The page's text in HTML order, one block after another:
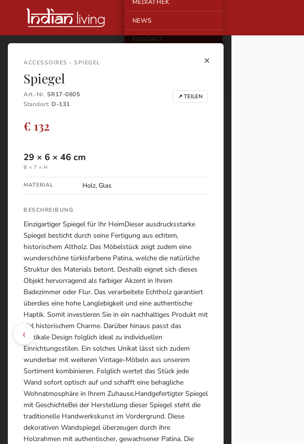
MEDIATHEK
NEWS
KONTAKT
×
‹
ACCESSOIRES › SPIEGEL
Spiegel
Art.-Nr. SR17-0805
Standort: D-131
↗ TEILEN
€ 132
29 × 6 × 46 cm
B × T × H
MATERIAL Holz, Glas
BESCHREIBUNG
Einzigartiger Spiegel für Ihr HeimDieser ausdrucksstarke
Spiegel besticht durch seine Fertigung aus echtem,
historischem Altholz. Das Möbelstück zeigt zudem eine
wunderschöne türkisfarbene Patina, welche die natürliche
Struktur des Materials betont. Deshalb eignet sich dieses
Objekt hervorragend als farbiger Akzent in Ihrem
Badezimmer oder Flur. Das verarbeitete Echtholz garantiert
überdies eine hohe Langlebigkeit und eine authentische
Haptik. Somit investieren Sie in ein nachhaltiges Produkt mit
viel historischem Charme. Darüber hinaus passt das
rustikale Design folglich ideal zu individuellen
Einrichtungsstilen. Ein solches Unikat lässt sich zudem
wunderbar mit weiteren Vintage-Möbeln aus unserem
Sortiment kombinieren. Folglich wertet das Stück jede
Wand sofort optisch auf und schafft eine behagliche
Wohnatmosphäre in Ihrem Zuhause.Handgefertigter Spiegel
mit GeschichteBei der Herstellung dieser Spiegel steht die
traditionelle Handwerkskunst im Vordergrund. Diese
dekorativen Wandspiegel überzeugen durch ihre
Holzrahmen mit authentischer, gewachsener Patina. Die